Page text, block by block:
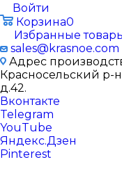
Войти
Корзина0
Избранные
sales@krasnoe.com
Адрес
Красносельский р-
д.42.
Вконтакте
Telegram
YouTube
Яндекс.Дзен
Pinterest